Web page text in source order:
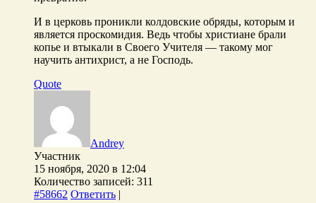
И в церковь проникли колдовские обряды, которым и
является проскомидия. Ведь чтобы христиане брали
копье и втыкали в Своего Учителя — такому мог
научить антихрист, а не Господь.
Quote
Andrey
Участник
15 ноября, 2020 в 12:04
Количество записей: 311
#58662 Ответить |